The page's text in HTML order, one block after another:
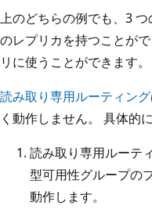
上のどちらの例でも、3
のレプリカを持つことが
リに使うことができます。
読み取り専用ルーティング
く動作しません。 具体的
読み取り専用ルーテ
型可用性グループの
動作します。